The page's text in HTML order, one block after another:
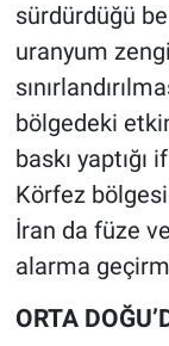
sürdürdüğü
uranyum
bölgedeki
baskı
Körfez
İran da füze
alarma
ORTA